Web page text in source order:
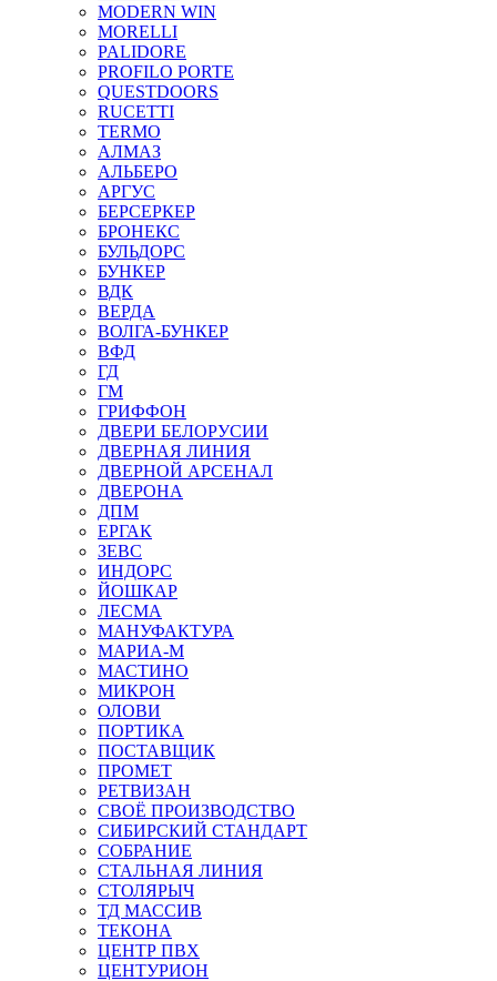
MODERN WIN
MORELLI
PALIDORE
PROFILO PORTE
QUESTDOORS
RUCETTI
TERMO
АЛМАЗ
АЛЬБЕРО
АРГУС
БЕРСЕРКЕР
БРОНЕКС
БУЛЬДОРС
БУНКЕР
ВДК
ВЕРДА
ВОЛГА-БУНКЕР
ВФД
ГД
ГМ
ГРИФФОН
ДВЕРИ БЕЛОРУСИИ
ДВЕРНАЯ ЛИНИЯ
ДВЕРНОЙ АРСЕНАЛ
ДВЕРОНА
ДПМ
ЕРГАК
ЗЕВС
ИНДОРС
ЙОШКАР
ЛЕСМА
МАНУФАКТУРА
МАРИА-М
МАСТИНО
МИКРОН
ОЛОВИ
ПОРТИКА
ПОСТАВЩИК
ПРОМЕТ
РЕТВИЗАН
СВОЁ ПРОИЗВОДСТВО
СИБИРСКИЙ СТАНДАРТ
СОБРАНИЕ
СТАЛЬНАЯ ЛИНИЯ
СТОЛЯРЫЧ
ТД МАССИВ
ТЕКОНА
ЦЕНТР ПВХ
ЦЕНТУРИОН